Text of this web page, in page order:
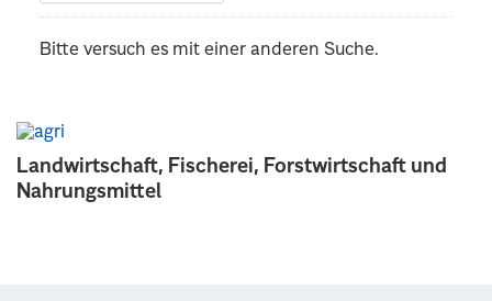
Landwirtschaft, Fischerei, Forstwirtschaft und
Nahrungsmittel
Bitte versuch es mit einer anderen Suche.